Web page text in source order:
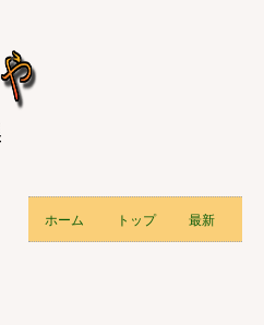
ホーム トップ 最新